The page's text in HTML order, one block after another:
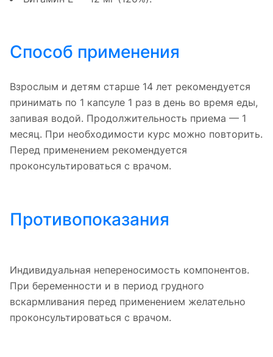
Способ применения
Взрослым и детям старше 14 лет рекомендуется
принимать по 1 капсуле 1 раз в день во время еды,
запивая водой. Продолжительность приема — 1
месяц. При необходимости курс можно повторить.
Перед применением рекомендуется
проконсультироваться с врачом.
Противопоказания
Индивидуальная непереносимость компонентов.
При беременности и в период грудного
вскармливания перед применением желательно
проконсультироваться с врачом.